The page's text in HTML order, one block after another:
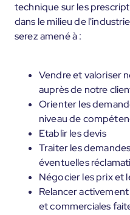
technique sur les
dans le milieu de
serez amené à :
Vendre et valoriser
auprès de notre
Orienter les
niveau de
Etablir les devis
Traiter les
éventuelles
Négocier les prix et
Relancer
et commerciales